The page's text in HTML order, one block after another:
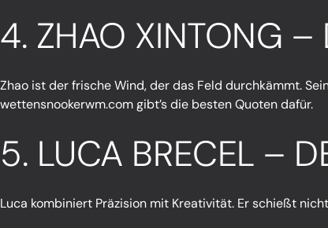
4. ZHAO XINTONG –
Zhao ist der frische Wind, der das Feld durchkämmt.
wettensnookerwm.comgibt’s die besten Quoten dafür.
5. LUCA BRECEL –
Luca kombiniert Präzision mit Kreativität. Er schießt